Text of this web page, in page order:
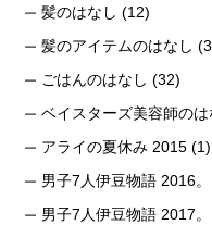
髪のはなし (12)
髪のアイテムのはなし
ごはんのはなし (32)
ベイスターズ美容師のは
アライの夏休み 2015 (1)
男子7人伊豆物語 2016。
男子7人伊豆物語 2017。